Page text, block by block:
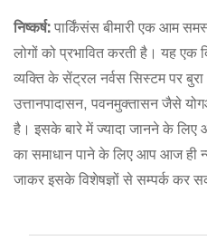
निष्कर्ष: पार्किंसंस बीमारी एक आम
लोगों को प्रभावित करती है। यह एक
व्यक्ति के सेंट्रल नर्वस सिस्टम पर
उत्तानपादासन, पवनमुक्तासन जैसे
है। इसके बारे में ज्यादा जानने के लिए
का समाधान पाने के लिए आप आज ही
जाकर इसके विशेषज्ञों से सम्पर्क कर